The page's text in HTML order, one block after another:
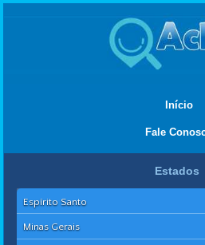
Início
Fale
Estados
Espírito Santo
Minas Gerais